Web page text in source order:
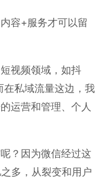
容+服务才可以留
视频领域，如抖
私域流量这边，我
运营和管理、个人
？因为微信经过这
多，从裂变和用户